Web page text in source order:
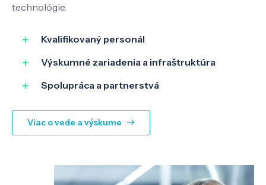
technológie.
Kvalifikovaný personál
Výskumné zariadenia a infraštruktúra
Spolupráca a partnerstvá
Viac o vede a výskume